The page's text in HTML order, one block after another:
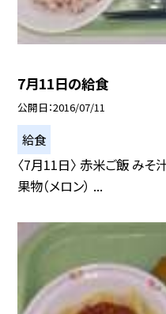
7月11日の給食
公開日 2016/07/11
給食
〈7月11日〉 赤米ご飯 みそ
果物（メロン） ...